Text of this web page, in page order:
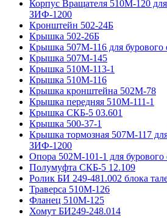
Корпус Вращателя 510М-120 для
ЗИФ-1200
Кронштейн 502-24Б
Крышка 502-26Б
Крышка 507М-116 для бурового
Крышка 507М-145
Крышка 510М-113-1
Крышка 510М-116
Крышка кронштейна 502М-78
Крышка передняя 510М-111-1
Крышка СКБ-5 03.601
Крышка 500-37-1
Крышка тормозная 507М-117 для
ЗИФ-1200
Опора 502М-101-1 для
Полумуфта CКБ-5 12.109
Ролик БИ 249-481.002 блока
Траверса 510М-126
Фланец 510М-125
Хомут БИ249-248.014